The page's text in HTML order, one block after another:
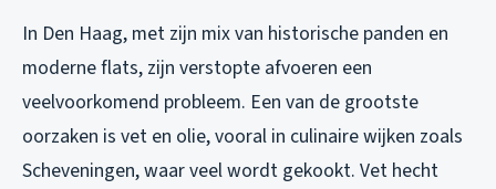
In Den Haag, met zijn mix van historische panden en
moderne flats, zijn verstopte afvoeren een
veelvoorkomend probleem. Een van de grootste
oorzaken is vet en olie, vooral in culinaire wijken zoals
Scheveningen, waar veel wordt gekookt. Vet hecht